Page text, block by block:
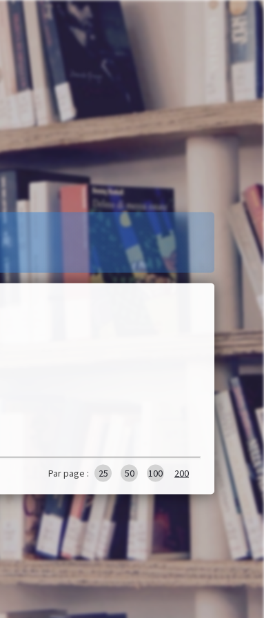
Par page : 25 50 100 200